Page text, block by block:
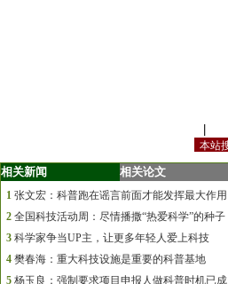
相关新闻 相关论文
1 张文宏：科普跑在谣言前面才能发挥最大作用
2 全国科技活动周：尽情播撒“热爱科学”的种子
3 科学家争当UP主，让更多年轻人爱上科技
4 樊春海：重大科技设施是重要的科普基地
5 杨玉良：强制要求项目申报人做科普时机已成